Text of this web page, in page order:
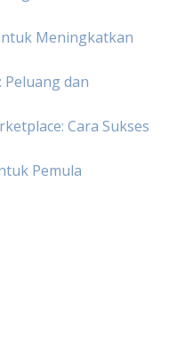
Meningkatkan
dan
Cara Sukses
Pemula